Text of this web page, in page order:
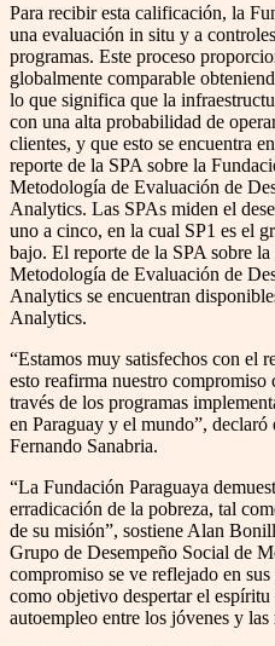
Para recibir esta calificación, la
una evaluación in situ y a
programas. Este proceso
globalmente comparable
lo que significa que la
con una alta probabilidad de
clientes, y que esto se encuentra
reporte de la SPA sobre la
Metodología de Evaluación de
Analytics. Las SPAs miden el
uno a cinco, en la cual SP1 es el
bajo. El reporte de la SPA sobre
Metodología de Evaluación de
Analytics se encuentran
Analytics.
“Estamos muy satisfechos con el
esto reafirma nuestro
través de los programas
en Paraguay y el mundo”,
Fernando Sanabria.
“La Fundación Paraguaya
erradicación de la pobreza, tal
de su misión”, sostiene Alan
Grupo de Desempeño Social de
compromiso se ve reflejado en
como objetivo despertar el
autoempleo entre los jóvenes y las